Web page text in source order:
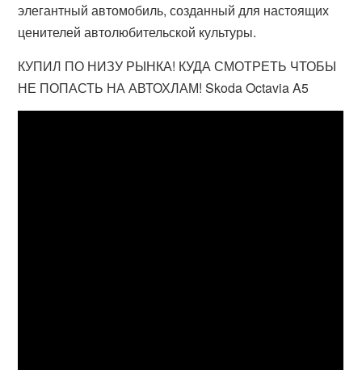
элегантный автомобиль, созданный для настоящих
ценителей автолюбительской культуры.
КУПИЛ ПО НИЗУ РЫНКА! КУДА СМОТРЕТЬ ЧТОБЫ
НЕ ПОПАСТЬ НА АВТОХЛАМ! Skoda Octavia A5